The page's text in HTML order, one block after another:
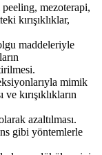
mezoterapi,
kırışıklıklar,
maddeleriyle
mimik
kırışıklıkların
azaltılması.
gibi yöntemlerle